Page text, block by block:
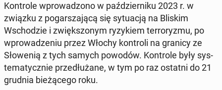
Kon­tro­le wpro­wa­dzo­no w paź­dzier­ni­ku 2023 r. w
związku z po­gar­sza­ją­cą się sy­tu­acją na Bliskim
Wscho­dzie i zwięk­szo­nym ry­zy­kiem ter­ro­ry­zmu, po
wpro­wa­dze­niu przez Włochy kon­tro­li na granicy ze
Sło­we­nią z tych samych powodów. Kon­tro­le były sys­
te­ma­tycz­nie prze­dłu­ża­ne, w tym po raz ostatni do 21
grudnia bie­żą­ce­go roku.